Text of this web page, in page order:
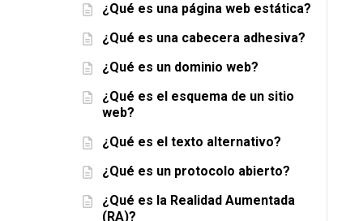
¿Qué es una página web estática?
¿Qué es una cabecera adhesiva?
¿Qué es un dominio web?
¿Qué es el esquema de un sitio
web?
¿Qué es el texto alternativo?
¿Qué es un protocolo abierto?
¿Qué es la Realidad Aumentada
(RA)?